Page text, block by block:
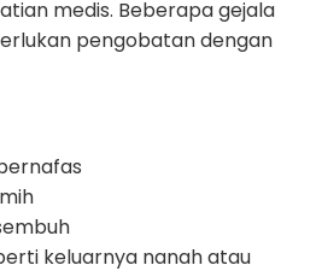
medis. Beberapa gejala
pengobatan dengan
keluarnya nanah atau